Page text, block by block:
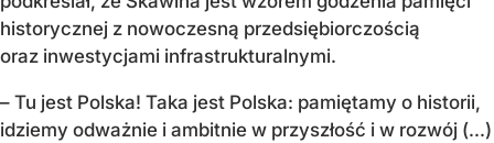
historycznej z nowoczesną przedsiębiorczością
oraz inwestycjami infrastrukturalnymi.
– Tu jest Polska! Taka jest Polska: pamiętamy o historii,
idziemy odważnie i ambitnie w przyszłość i w rozwój (...)